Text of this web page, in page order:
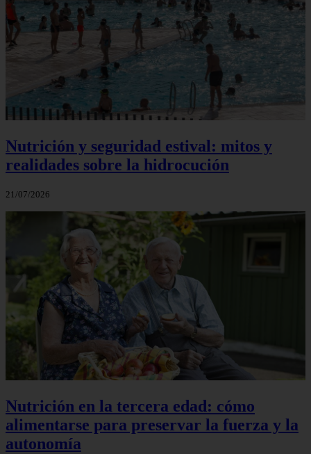
Nutrición y seguridad estival: mitos y
realidades sobre la hidrocución
21/07/2026
Nutrición en la tercera edad: cómo
alimentarse para preservar la fuerza y la
autonomía